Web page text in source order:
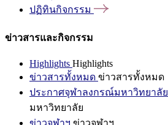
ปฏิทินกิจกรรม
ข่าวสารและกิจกรรม
Highlights Highlights
ข่าวสารทั้งหมด ข่าวสารทั้งหมด
ประกาศจุฬาลงกรณ์มหาวิทยาลัย
มหาวิทยาลัย